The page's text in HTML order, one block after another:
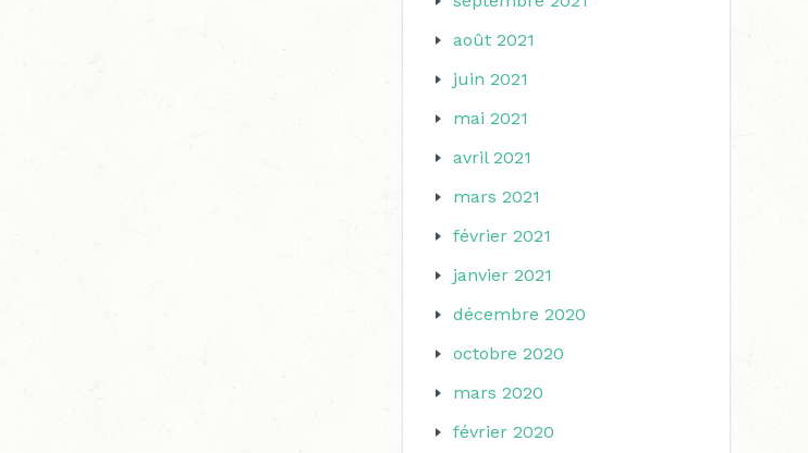
août 2021
juin 2021
mai 2021
avril 2021
mars 2021
février 2021
janvier 2021
décembre 2020
octobre 2020
mars 2020
février 2020